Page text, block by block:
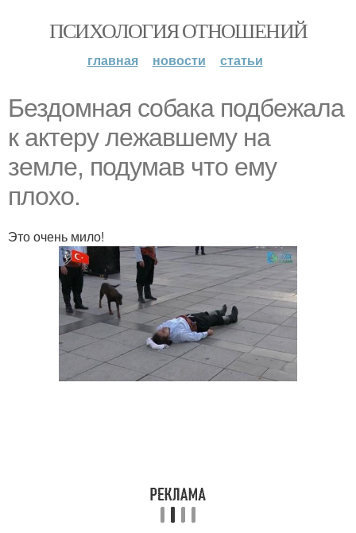
ПСИХОЛОГИЯ ОТНОШЕНИЙ
главная новости статьи
Бездомная собака подбежала
к актеру лежавшему на
земле, подумав что ему
плохо.
Это очень мило!